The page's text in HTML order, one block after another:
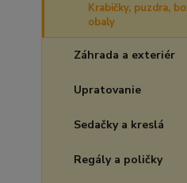
Krabičky, puzdra,
obaly
Záhrada a exteriér
Upratovanie
Sedačky a kreslá
Regály a poličky